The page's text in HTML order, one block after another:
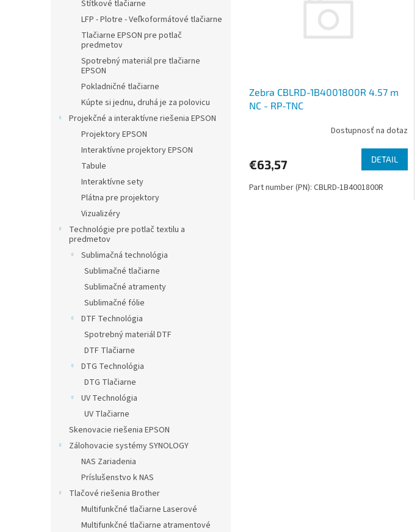
Štítkové tlačiarne
LFP - Plotre - Veľkoformátové tlačiarne
Tlačiarne EPSON pre potlač
predmetov
Spotrebný materiál pre tlačiarne
EPSON
Pokladničné tlačiarne
Kúpte si jednu, druhá je za polovicu
Projekčné a interaktívne riešenia EPSON
Projektory EPSON
Interaktívne projektory EPSON
Tabule
Interaktívne sety
Plátna pre projektory
Vizualizéry
Technológie pre potlač textilu a
predmetov
Sublimačná technológia
Sublimačné tlačiarne
Sublimačné atramenty
Sublimačné fólie
DTF Technológia
Spotrebný materiál DTF
DTF Tlačiarne
DTG Technológia
DTG Tlačiarne
UV Technológia
UV Tlačiarne
Skenovacie riešenia EPSON
Zálohovacie systémy SYNOLOGY
NAS Zariadenia
Príslušenstvo k NAS
Tlačové riešenia Brother
Multifunkčné tlačiarne Laserové
Multifunkčné tlačiarne atramentové
Zebra CBLRD-1B4001800R 4.57 m
NC - RP-TNC
Dostupnosť na dotaz
€63,57 DETAIL
Part number (PN): CBLRD-1B4001800R